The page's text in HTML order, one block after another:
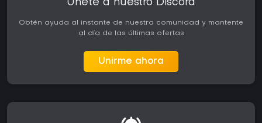
Únete a nuestro Discord
Obtén ayuda al instante de nuestra comunidad y mantente
al día de las últimas ofertas
Unirme ahora